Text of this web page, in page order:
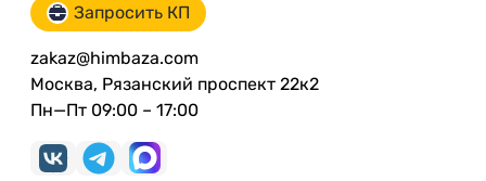
Запросить КП
zakaz@himbaza.com
Москва, Рязанский проспект 22к2
Пн—Пт 09:00 – 17:00